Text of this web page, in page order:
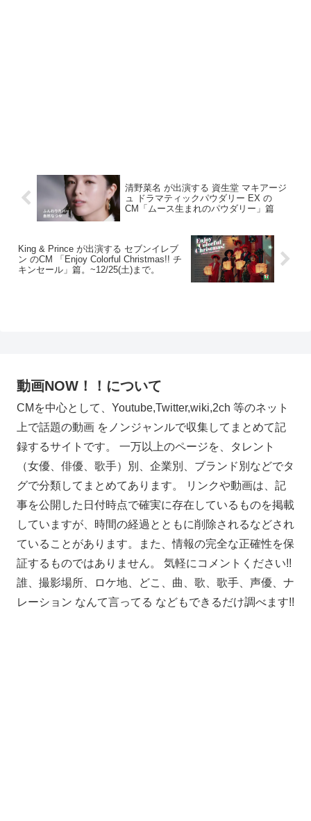
清野菜名 が出演する 資生堂 マキアージ
ュ ドラマティックパウダリー EX の
CM「ムース生まれのパウダリー」篇
King & Prince が出演する セブンイレブ
ン のCM 「Enjoy Colorful Christmas!! チ
キンセール」篇。~12/25(土)まで。
動画NOW！！について
CMを中心として、Youtube,Twitter,wiki,2ch 等のネット
上で話題の動画 をノンジャンルで収集してまとめて記
録するサイトです。 一万以上のページを、タレント
（女優、俳優、歌手）別、企業別、ブランド別などでタ
グで分類してまとめてあります。 リンクや動画は、記
事を公開した日付時点で確実に存在しているものを掲載
していますが、時間の経過とともに削除されるなどされ
ていることがあります。また、情報の完全な正確性を保
証するものではありません。 気軽にコメントください!!
誰、撮影場所、ロケ地、どこ、曲、歌、歌手、声優、ナ
レーション なんて言ってる などもできるだけ調べます!!